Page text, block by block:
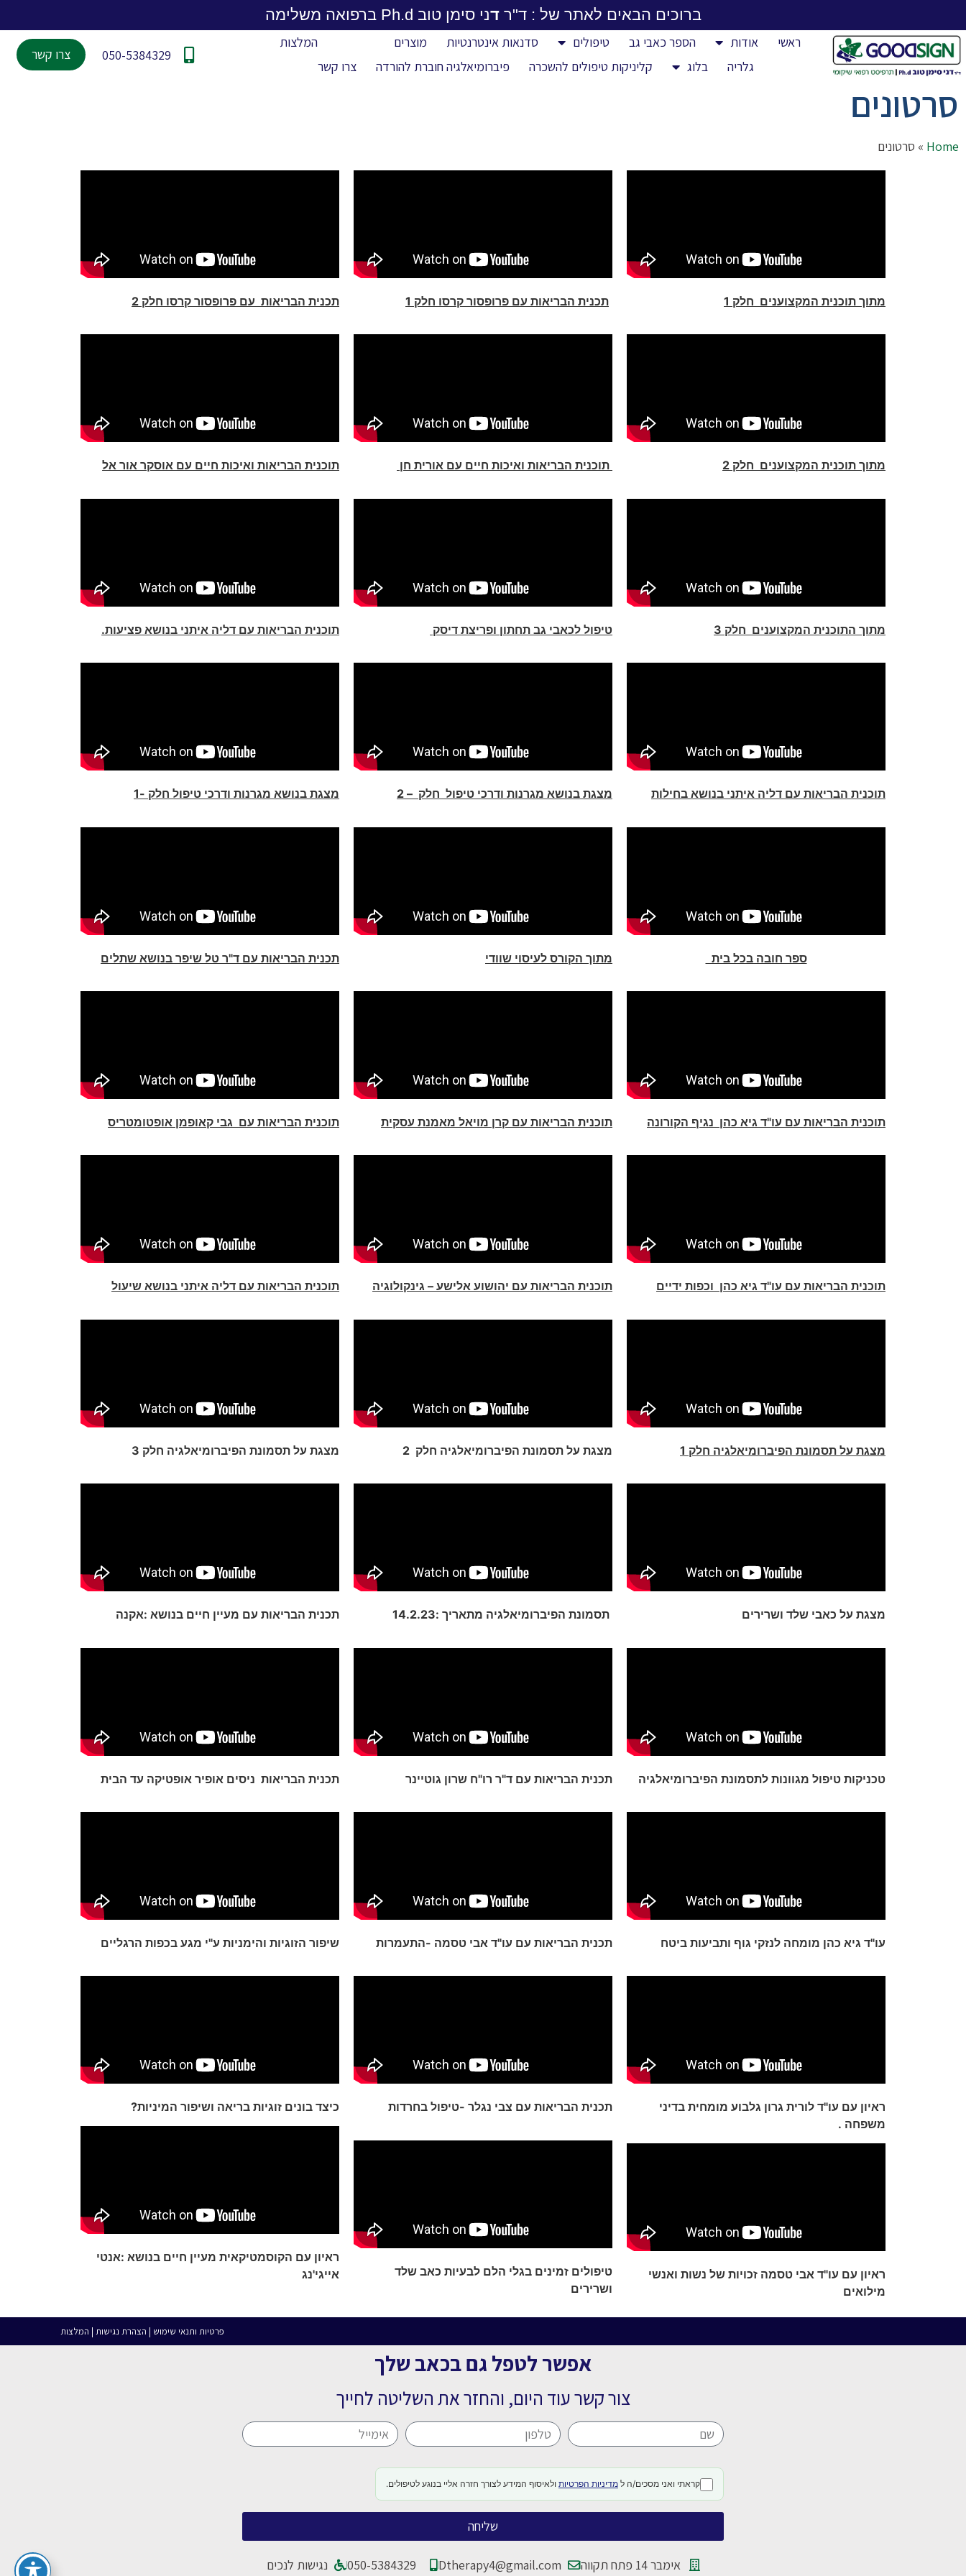
ברוכים הבאים לאתר של : ד"רדני סימן טוב Ph.d ברפואה משלימה
ראשי אודות הספר כאבי גב טיפולים סדנאות אינטרנטיות מוצרים
המלצות
גלריה
בלוג קליניקות טיפולים להשכרה פיברומיאלגיה חוברת להורדה צרו קשר
050-5384329 צרו קשר
סרטונים
Home
» סרטונים
מתוך תוכנית המקצוענים חלק 1
מתוך תוכנית המקצוענים חלק 2
מתוך התוכנית המקצוענים חלק 3
תוכנית הבריאות עם דליה איתני בנושא בחילות
ספר חובה בכל בית
תוכנית הבריאות עם עו"ד גיא כהן נגיף הקורונה
תוכנית הבריאות עם עו"ד גיא כהן וכפות ידיים
מצגת על תסמונת הפיברומיאלגיה חלק 1
מצגת על כאבי שלד ושרירים
טכניקות טיפול מגוונות לתסמונת הפיברומיאלגיה
עו"ד גיא כהן מומחה לנזקי גוף ותביעות ביטח
ראיון עם עו"ד לורית גרון גלבוע מומחית בדיני
משפחה .
ראיון עם עו"ד אבי טסמה זכויות של נשות ואנשי
מילואים
תכנית הבריאות עם פרופסור קרסו חלק 1
תוכנית הבריאות ואיכות חיים עם אורית חן
טיפול לכאבי גב תחתון ופריצת דיסק
מצגת בנושא מגרנות ודרכי טיפול חלק – 2
מתוך הקורס לעיסוי שוודי
תוכנית הבריאות עם קרן מויאל מאמנת עסקית
תוכנית הבריאות עם יהושוע אלישע – גינקולוגיה
מצגת על תסמונת הפיברומיאלגיה חלק 2
תסמונת הפיברומיאלגיה מתאריך :14.2.23
תכנית הבריאות עם ד"ר רו"ח שרון גוטיינר
תכנית הבריאות עם עו"ד אבי טסמה -התעמרות
תכנית הבריאות עם צבי נגלר -טיפול בחרדות
טיפולים זמינים בגלי הלם לבעיות כאב שלד
ושרירים
תכנית הבריאות עם פרופסור קרסו חלק 2
תוכנית הבריאות ואיכות חיים עם אוסקר אור אל
תוכנית הבריאות עם דליה איתני בנושא פציעות.
מצגת בנושא מגרנות ודרכי טיפול חלק -1
תכנית הבריאות עם ד"ר טל שיפר בנושא שתלים
תוכנית הבריאות עם גבי קאופמן אופטומטריס
תוכנית הבריאות עם דליה איתני בנושא שיעול
מצגת על תסמונת הפיברומיאלגיה חלק 3
תכנית הבריאות עם מעיין חיים בנושא :אקנה
תכנית הבריאות ניסים אופיר אופטיקה עד הבית
שיפור הזוגיות והימניות ע"י מגע בכפות הרגליים
כיצד בונים זוגיות בריאה ושיפור המיניות?
ראיון עם הקוסמטיקאית מעיין חיים בנושא :אנטי
אייגי'נג
פרטיות ותנאי שימוש | הצהרת נגישות | המלצות
אפשר לטפל גם בכאב שלך
צור קשר עוד היום, והחזר את השליטה לחייך
קראתי ואני מסכים/ה ל מדיניות הפרטיות ולאיסוף המידע לצורך חזרה אליי בנוגע לטיפולים.
שליחה
אימבר 14 פתח תקווה Dtherapy4@gmail.com נגישות לנכים